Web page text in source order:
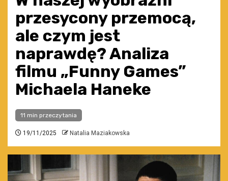
przesycony przemocą,
ale czym jest
naprawdę? Analiza
filmu „Funny Games”
Michaela Haneke
11 min przeczytania
19/11/2025 Natalia Maziakowska